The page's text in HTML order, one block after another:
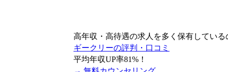
高年収・高待遇の求人を多く保有してい
ギークリーの評判・口コミ
平均年収UP率81% ！